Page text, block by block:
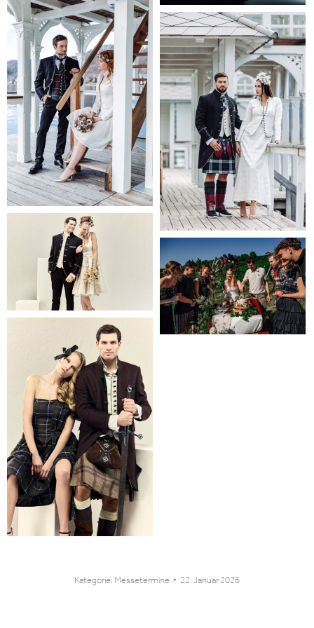
Kategorie: Messetermine 22. Januar 2026